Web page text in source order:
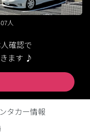
人
確認で
ます ♪
タカー情報